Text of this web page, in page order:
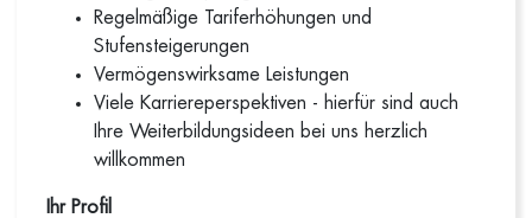
Regelmäßige Tariferhöhungen und
Stufensteigerungen
Vermögenswirksame Leistungen
Viele Karriereperspektiven - hierfür sind auch
Ihre Weiterbildungsideen bei uns herzlich
willkommen
Ihr Profil